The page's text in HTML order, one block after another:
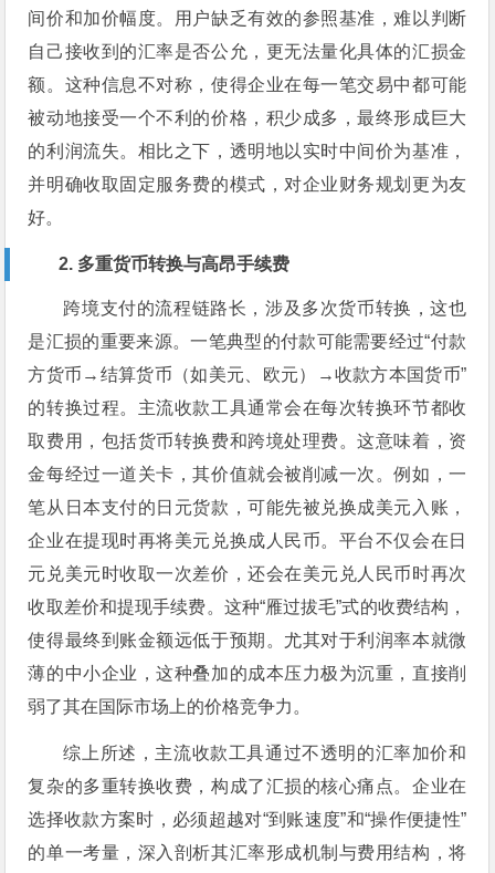
间价和加价幅度。用户缺乏有效的参照基准，难以判断
自己接收到的汇率是否公允，更无法量化具体的汇损金
额。这种信息不对称，使得企业在每一笔交易中都可能
被动地接受一个不利的价格，积少成多，最终形成巨大
的利润流失。相比之下，透明地以实时中间价为基准，
并明确收取固定服务费的模式，对企业财务规划更为友
好。
2. 多重货币转换与高昂手续费
跨境支付的流程链路长，涉及多次货币转换，这也
是汇损的重要来源。一笔典型的付款可能需要经过“付款
方货币→结算货币（如美元、欧元）→收款方本国货币”
的转换过程。主流收款工具通常会在每次转换环节都收
取费用，包括货币转换费和跨境处理费。这意味着，资
金每经过一道关卡，其价值就会被削减一次。例如，一
笔从日本支付的日元货款，可能先被兑换成美元入账，
企业在提现时再将美元兑换成人民币。平台不仅会在日
元兑美元时收取一次差价，还会在美元兑人民币时再次
收取差价和提现手续费。这种“雁过拔毛”式的收费结构，
使得最终到账金额远低于预期。尤其对于利润率本就微
薄的中小企业，这种叠加的成本压力极为沉重，直接削
弱了其在国际市场上的价格竞争力。
综上所述，主流收款工具通过不透明的汇率加价和
复杂的多重转换收费，构成了汇损的核心痛点。企业在
选择收款方案时，必须超越对“到账速度”和“操作便捷性”
的单一考量，深入剖析其汇率形成机制与费用结构，将